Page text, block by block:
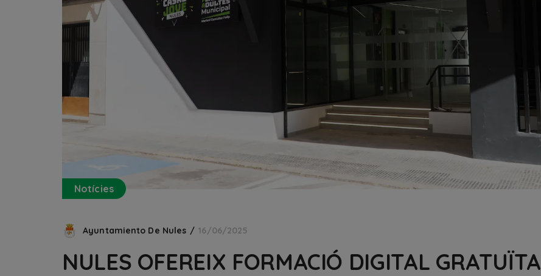
Notícies
Ayuntamiento De Nules 16/06/2025
NULES OFEREIX FORMACIÓ DIGITAL GRATUÏTA